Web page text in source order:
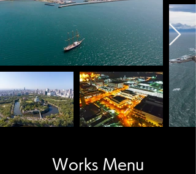
Works Menu